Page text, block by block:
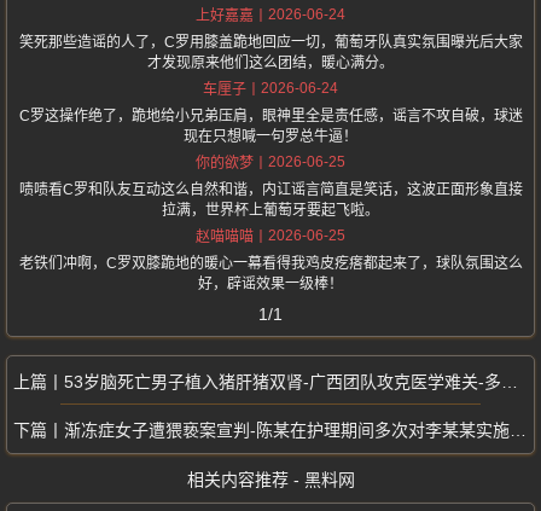
上好嘉嘉
2026-06-24
笑死那些造谣的人了，C罗用膝盖跪地回应一切，葡萄牙队真实氛围曝光后大家
才发现原来他们这么团结，暖心满分。
车厘子
2026-06-24
C罗这操作绝了，跪地给小兄弟压肩，眼神里全是责任感，谣言不攻自破，球迷
现在只想喊一句罗总牛逼！
你的欲梦
2026-06-25
啧啧看C罗和队友互动这么自然和谐，内讧谣言简直是笑话，这波正面形象直接
拉满，世界杯上葡萄牙要起飞啦。
赵喵喵喵
2026-06-25
老铁们冲啊，C罗双膝跪地的暖心一幕看得我鸡皮疙瘩都起来了，球队氛围这么
好，辟谣效果一级棒！
1/1
53岁脑死亡男子植入猪肝猪双肾-广西团队攻克医学难关-多器官异种移植
渐冻症女子遭猥亵案宣判-陈某在护理期间多次对李某某实施猥亵行为
相关内容推荐 - 黑料网